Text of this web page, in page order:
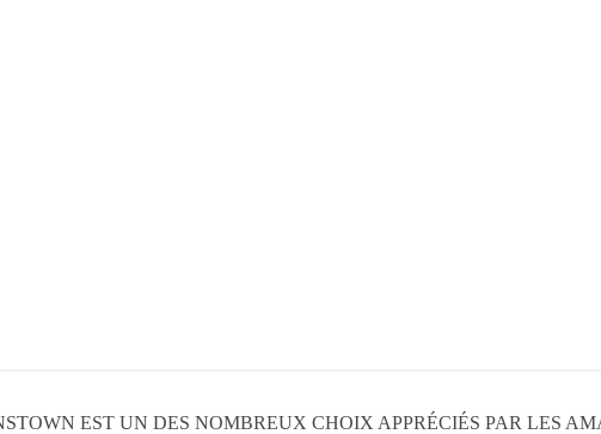
EST UN DES NOMBREUX CHOIX APPRÉCIÉS PAR LES